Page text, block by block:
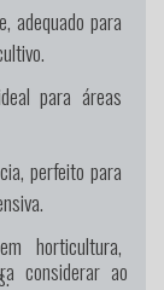
adequado para
para áreas
perfeito para
horticultura,
considerar ao